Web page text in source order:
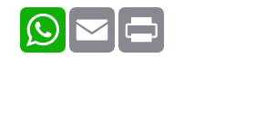
W
a
t
E
m
a